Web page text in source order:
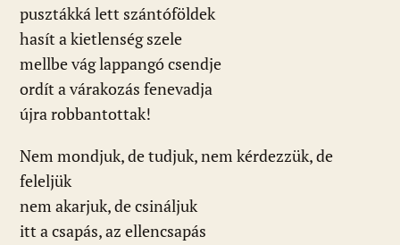
pusztákká lett szántóföldek
hasít a kietlenség szele
mellbe vág lappangó csendje
ordít a várakozás fenevadja
újra robbantottak!
Nem mondjuk, de tudjuk, nem kérdezzük, de
feleljük
nem akarjuk, de csináljuk
itt a csapás, az ellencsapás